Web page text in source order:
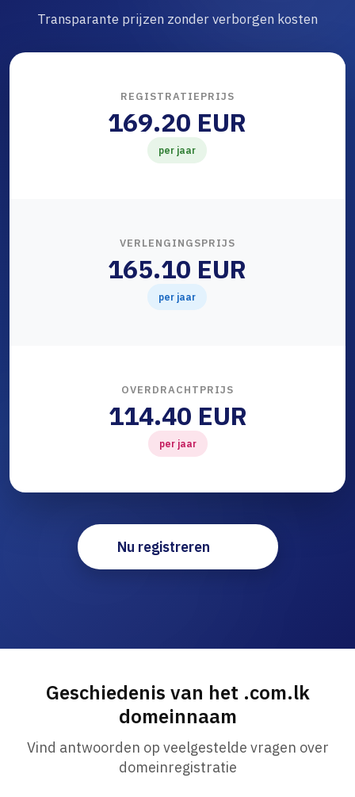
Transparante prijzen zonder verborgen kosten
REGISTRATIEPRIJS
169.20 EUR
per jaar
VERLENGINGSPRIJS
165.10 EUR
per jaar
OVERDRACHTPRIJS
114.40 EUR
per jaar
Nu registreren
Geschiedenis van het .com.lk
domeinnaam
Vind antwoorden op veelgestelde vragen over
domeinregistratie